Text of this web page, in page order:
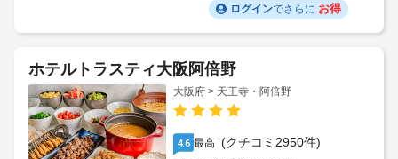
ログインでさらに お得
ホテルトラスティ大阪阿倍野
大阪府 > 天王寺・阿倍野
4.6 最高 (クチコミ2950件)